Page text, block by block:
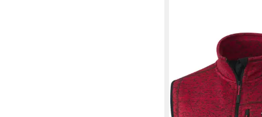
Fleeceweste
atmungsaktive
49,99 € UVP69,99 €
-29%